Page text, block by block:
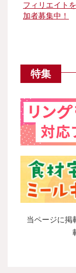
フィリエイト
加者募集中！
特集
当ページに掲